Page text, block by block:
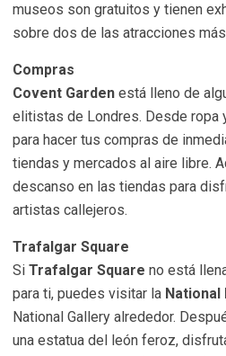
museos son gratuitos y tienen
sobre dos de las atracciones
Compras
Covent Garden está lleno de
elitistas de Londres. Desde ropa
para hacer tus compras de
tiendas y mercados al aire libre.
descanso en las tiendas para
artistas callejeros.
Trafalgar Square
Si Trafalgar Square no está
para ti, puedes visitar la
National Gallery alrededor.
una estatua del león feroz,